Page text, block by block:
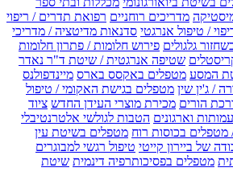
מדריכים רוחניים רפואת תדרים / ריפוי
/ טיפול אנרגטי סדנאות מדיטציה / מדריכי
גלגולים פירוש חלומות / פתרון חלומות
שטיפה אנרגטית / שיטת ד"ר נאדר
המסע מטפלים באקסס בארס מיינדפולנס
/ ג'ין שין מטפלים בגישת האקומי / טיפול
הורים מכירת מוצרי העידן החדש ציוד
עמותות וארגונים הטבות לגולשי אלטרנטיבלי
מטפלים בכוסות רוח מטפלים בשיטת עין
של ביירון קייטי טיפול רגשי למבוגרים
מטפלים בפסיכותרפיה דינמית שיטת